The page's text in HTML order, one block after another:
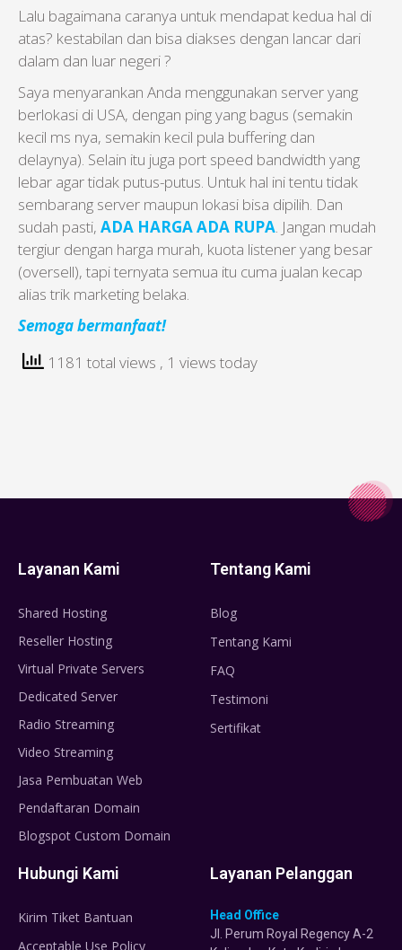
Lalu bagaimana caranya untuk mendapat kedua hal di
atas? kestabilan dan bisa diakses dengan lancar dari
dalam dan luar negeri ?
Saya menyarankan Anda menggunakan server yang
berlokasi di USA, dengan ping yang bagus (semakin
kecil ms nya, semakin kecil pula buffering dan
delaynya). Selain itu juga port speed bandwidth yang
lebar agar tidak putus-putus. Untuk hal ini tentu tidak
sembarang server maupun lokasi bisa dipilih. Dan
sudah pasti, ADA HARGA ADA RUPA. Jangan mudah
tergiur dengan harga murah, kuota listener yang besar
(oversell), tapi ternyata semua itu cuma jualan kecap
alias trik marketing belaka.
Semoga bermanfaat!
1181 total views , 1 views today
Layanan Kami
Shared Hosting
Reseller Hosting
Virtual Private Servers
Dedicated Server
Radio Streaming
Video Streaming
Jasa Pembuatan Web
Pendaftaran Domain
Blogspot Custom Domain
Tentang Kami
Blog
Tentang Kami
FAQ
Testimoni
Sertifikat
Hubungi Kami
Kirim Tiket Bantuan
Acceptable Use Policy
Layanan Pelanggan
Head Office
Jl. Perum Royal Regency A-2